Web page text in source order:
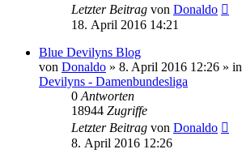
Letzter Beitrag von Donaldo
18. April 2016 14:21
Blue Devilyns Blog
von Donaldo » 8. April 2016 12:26 » in
Devilyns - Damenbundesliga
0 Antworten
18944 Zugriffe
Letzter Beitrag von Donaldo
8. April 2016 12:26